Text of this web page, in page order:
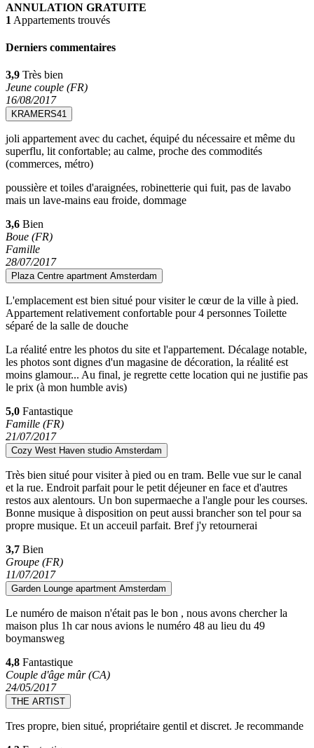
ANNULATION GRATUITE
1 Appartements trouvés
Derniers commentaires
3,9 Très bien
Jeune couple (FR)
16/08/2017
KRAMERS41
joli appartement avec du cachet, équipé du nécessaire et même du
superflu, lit confortable; au calme, proche des commodités
(commerces, métro)
poussière et toiles d'araignées, robinetterie qui fuit, pas de lavabo
mais un lave-mains eau froide, dommage
3,6 Bien
Boue (FR)
Famille
28/07/2017
Plaza Centre apartment Amsterdam
L'emplacement est bien situé pour visiter le cœur de la ville à pied.
Appartement relativement confortable pour 4 personnes Toilette
séparé de la salle de douche
La réalité entre les photos du site et l'appartement. Décalage notable,
les photos sont dignes d'un magasine de décoration, la réalité est
moins glamour... Au final, je regrette cette location qui ne justifie pas
le prix (à mon humble avis)
5,0 Fantastique
Famille (FR)
21/07/2017
Cozy West Haven studio Amsterdam
Très bien situé pour visiter à pied ou en tram. Belle vue sur le canal
et la rue. Endroit parfait pour le petit déjeuner en face et d'autres
restos aux alentours. Un bon supermaeche a l'angle pour les courses.
Bonne musique à disposition on peut aussi brancher son tel pour sa
propre musique. Et un acceuil parfait. Bref j'y retournerai
3,7 Bien
Groupe (FR)
11/07/2017
Garden Lounge apartment Amsterdam
Le numéro de maison n'était pas le bon , nous avons chercher la
maison plus 1h car nous avions le numéro 48 au lieu du 49
boymansweg
4,8 Fantastique
Couple d'âge mûr (CA)
24/05/2017
THE ARTIST
Tres propre, bien situé, propriétaire gentil et discret. Je recommande